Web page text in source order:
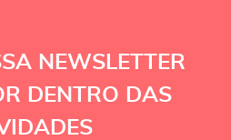
NEWSLETTER
DENTRO DAS